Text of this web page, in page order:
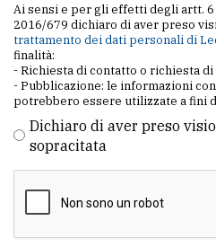
Ai sensi e per gli effetti degli artt. 6
2016/679 dichiaro di aver preso
trattamento dei dati personali di
finalità:
- Richiesta di contatto o richiesta
- Pubblicazione: le informazioni
potrebbero essere utilizzate a fini
Dichiaro di aver preso
sopracitata